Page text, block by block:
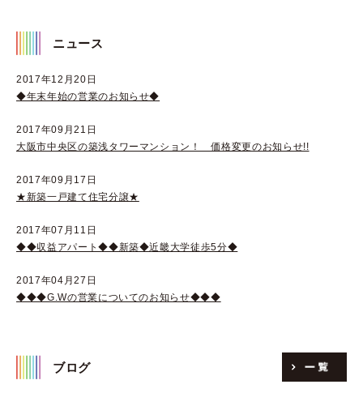
ニュース
2017年12月20日
◆年末年始の営業のお知らせ◆
2017年09月21日
大阪市中央区の築浅タワーマンション！ 価格変更のお知らせ!!
2017年09月17日
★新築一戸建て住宅分譲★
2017年07月11日
◆◆収益アパート◆◆新築◆近畿大学徒歩5分◆
2017年04月27日
◆◆◆G.Wの営業についてのお知らせ◆◆◆
ブログ